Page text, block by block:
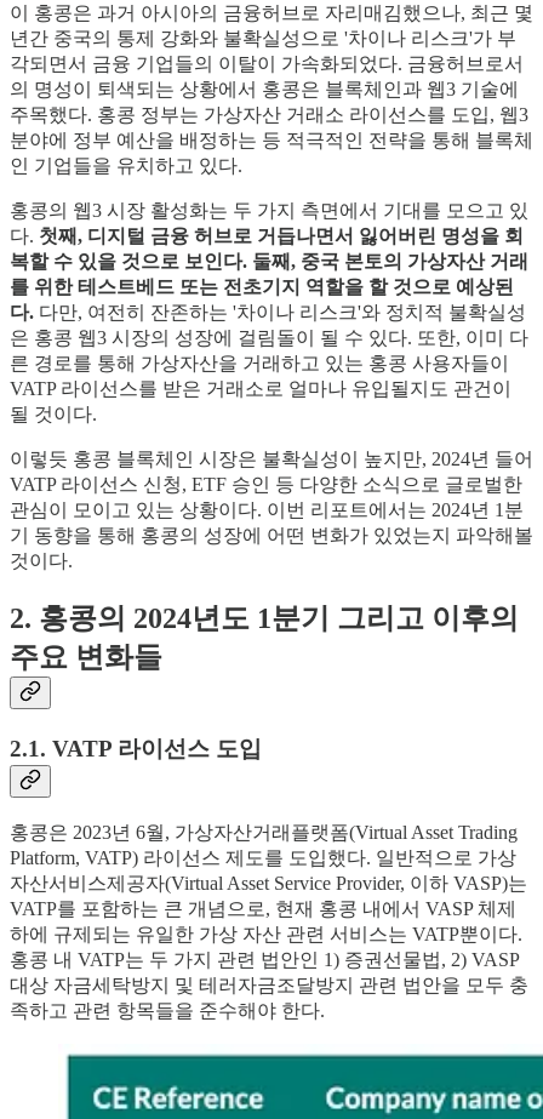
이 홍콩은 과거 아시아의 금융허브로 자리매김했으나, 최근 몇
년간 중국의 통제 강화와 불확실성으로 '차이나 리스크'가 부
각되면서 금융 기업들의 이탈이 가속화되었다. 금융허브로서
의 명성이 퇴색되는 상황에서 홍콩은 블록체인과 웹3 기술에
주목했다. 홍콩 정부는 가상자산 거래소 라이선스를 도입, 웹3
분야에 정부 예산을 배정하는 등 적극적인 전략을 통해 블록체
인 기업들을 유치하고 있다.
홍콩의 웹3 시장 활성화는 두 가지 측면에서 기대를 모으고 있
다. 첫째, 디지털 금융 허브로 거듭나면서 잃어버린 명성을 회
복할 수 있을 것으로 보인다. 둘째, 중국 본토의 가상자산 거래
를 위한 테스트베드 또는 전초기지 역할을 할 것으로 예상된
다. 다만, 여전히 잔존하는 '차이나 리스크'와 정치적 불확실성
은 홍콩 웹3 시장의 성장에 걸림돌이 될 수 있다. 또한, 이미 다
른 경로를 통해 가상자산을 거래하고 있는 홍콩 사용자들이
VATP 라이선스를 받은 거래소로 얼마나 유입될지도 관건이
될 것이다.
이렇듯 홍콩 블록체인 시장은 불확실성이 높지만, 2024년 들어
VATP 라이선스 신청, ETF 승인 등 다양한 소식으로 글로벌한
관심이 모이고 있는 상황이다. 이번 리포트에서는 2024년 1분
기 동향을 통해 홍콩의 성장에 어떤 변화가 있었는지 파악해볼
것이다.
2. 홍콩의 2024년도 1분기 그리고 이후의
주요 변화들
2.1. VATP 라이선스 도입
홍콩은 2023년 6월, 가상자산거래플랫폼(Virtual Asset Trading
Platform, VATP) 라이선스 제도를 도입했다. 일반적으로 가상
자산서비스제공자(Virtual Asset Service Provider, 이하 VASP)는
VATP를 포함하는 큰 개념으로, 현재 홍콩 내에서 VASP 체제
하에 규제되는 유일한 가상 자산 관련 서비스는 VATP뿐이다.
홍콩 내 VATP는 두 가지 관련 법안인 1) 증권선물법, 2) VASP
대상 자금세탁방지 및 테러자금조달방지 관련 법안을 모두 충
족하고 관련 항목들을 준수해야 한다.